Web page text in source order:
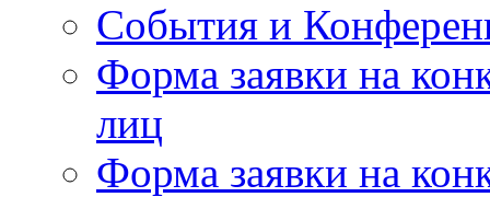
События и
Форма заявки на
лиц
Форма заявки на